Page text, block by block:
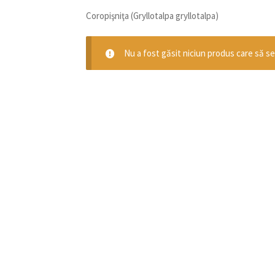
Coropişniţa (Gryllotalpa gryllotalpa)
Nu a fost găsit niciun produs care să